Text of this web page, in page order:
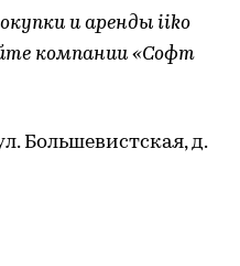
и аренды iiko
компании «Софт
Большевистская, д.